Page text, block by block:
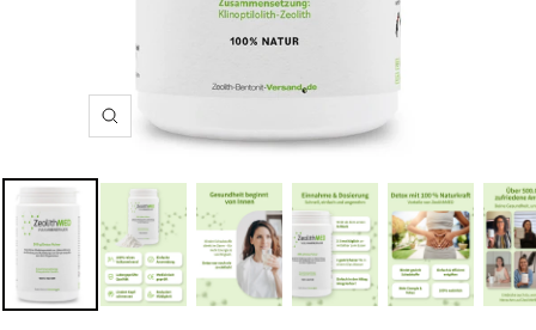
Zoom